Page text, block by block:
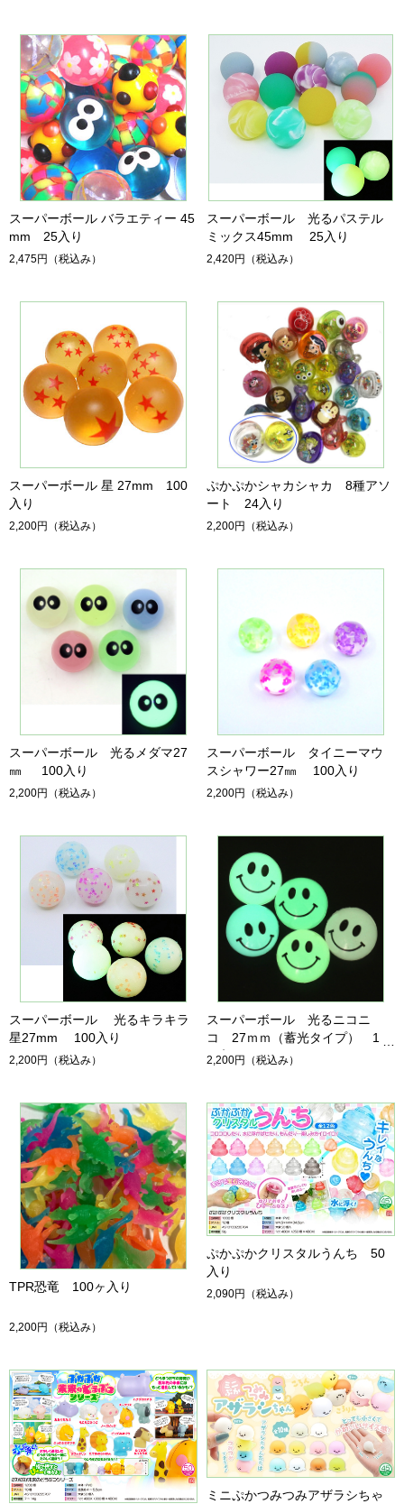
スーパーボール バラエティー 45
mm 25入り
2,475円 （税込み）
スーパーボール 光るパステル
ミックス45mm 25入り
2,420円 （税込み）
スーパーボール 星 27mm 100
入り
2,200円 （税込み）
ぷかぷかシャカシャカ 8種アソ
ート 24入り
2,200円 （税込み）
スーパーボール 光るメダマ27
㎜ 100入り
2,200円 （税込み）
スーパーボール タイニーマウ
スシャワー27㎜ 100入り
2,200円 （税込み）
スーパーボール 光るキラキラ
星27mm 100入り
2,200円 （税込み）
スーパーボール 光るニコニ
コ 27ｍｍ（蓄光タイプ） 100
ヶ入り
2,200円 （税込み）
TPR恐竜 100ヶ入り
2,200円 （税込み）
ぷかぷかクリスタルうんち 50
入り
2,090円 （税込み）
ミニぷかつみつみアザラシちゃ